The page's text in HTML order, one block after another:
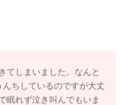
てしまいました。なんと
ちしているのですが大丈
眠れず泣き叫んでもいま